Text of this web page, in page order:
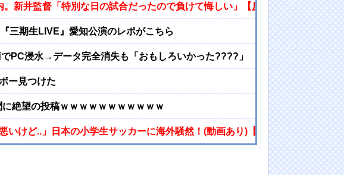
新井監督「特別な日の試合だったので負けて悔しい」【反省会】
三期生LIVE』愛知公演のレポがこちら
でPC浸水→データ完全消失も「おもしろいかった????」
ー見つけた
絶望の投稿ｗｗｗｗｗｗｗｗｗｗｗ
いけど..」日本の小学生サッカーに海外騒然！(動画あり)【海外の反応】